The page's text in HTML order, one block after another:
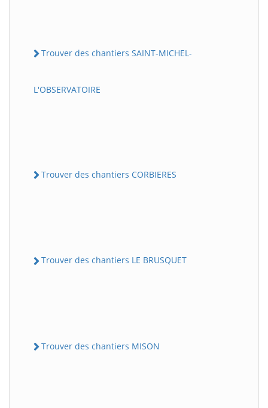
Trouver des chantiers SAINT-MICHEL-
L'OBSERVATOIRE
Trouver des chantiers CORBIERES
Trouver des chantiers LE BRUSQUET
Trouver des chantiers MISON